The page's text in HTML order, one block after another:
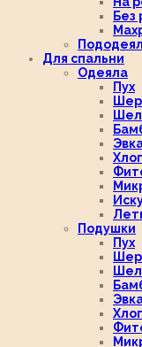
Без
Для спальни
Одеяла
Пух
Подушки
Пух